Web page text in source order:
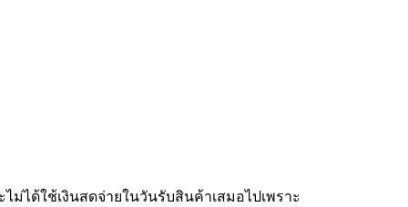
ด้ใช้เงินสดจ่ายในวันรับสินค้าเสมอไปเพราะ